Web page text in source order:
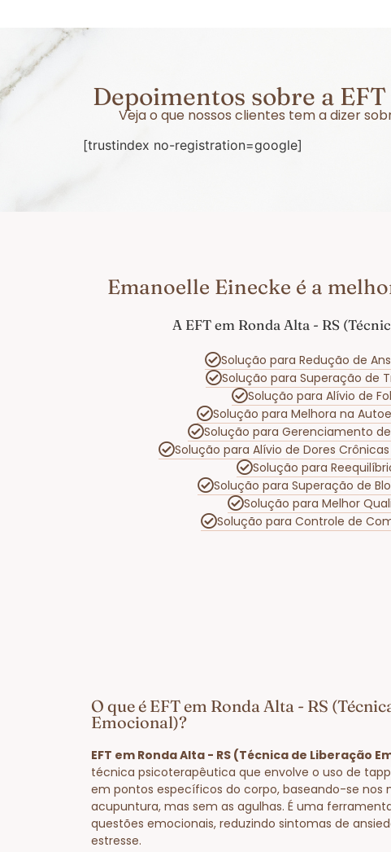
Depoimentos sobre a
Veja o que nossos clientes tem a dizer
[trustindex no-registration=google]
Emanoelle Einecke é a
A EFT em Ronda Alta - RS
Solução para Redução de
Solução para Superação de
Solução para Alívio de
Solução para Melhora na
Solução para Gerenciamento
Solução para Alívio de Dores
Solução para
Solução para Superação de
Solução para Melhor
Solução para Controle de
O que é EFT em Ronda Alta - RS
Emocional)?
EFT em Ronda Alta - RS (Técnica de Liberação
técnica psicoterapêutica que envolve o uso de
em pontos específicos do corpo, baseando-se nos
acupuntura, mas sem as agulhas. É uma
questões emocionais, reduzindo sintomas de
estresse.